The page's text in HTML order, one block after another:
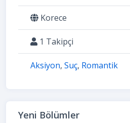
Korece
1 Takipçi
Aksiyon, Suç, Romantik
Yeni Bölümler